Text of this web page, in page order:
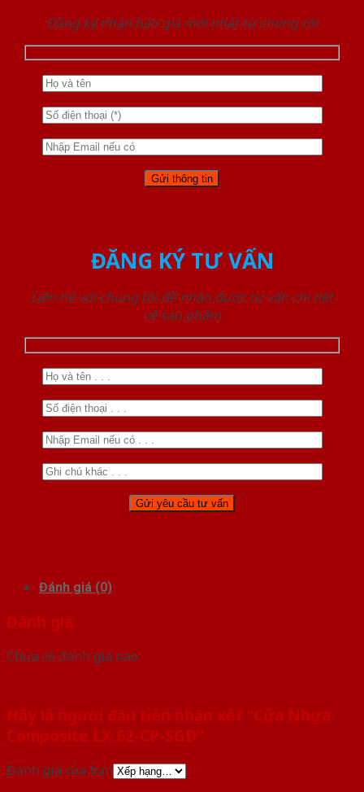
Đăng ký nhận báo giá mới nhất từ chúng tôi
ĐĂNG KÝ TƯ VẤN
Liên hệ với chúng tôi để nhận được tư vấn chi tiết
về sản phẩm
Đánh giá (0)
Đánh giá
Chưa có đánh giá nào.
Hãy là người đầu tiên nhận xét “Cửa Nhựa
Composite LX 62-CP-SGD”
Đánh giá của bạn